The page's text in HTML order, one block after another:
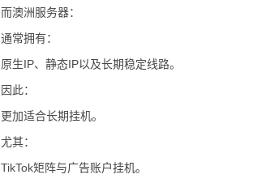
而澳洲服务器：
通常拥有：
原生IP、静态IP以及长期稳定线路。
因此：
更加适合长期挂机。
尤其：
TikTok矩阵与广告账户挂机。